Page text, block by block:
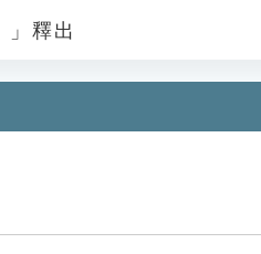
」釋出